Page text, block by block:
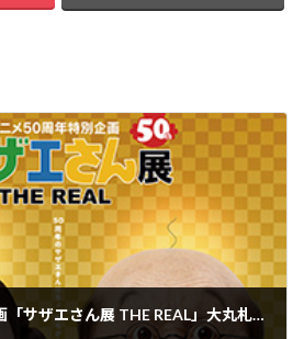
アニメ50周年特別企画「サザエさん展 THE REAL」大丸札幌店にて開催中！